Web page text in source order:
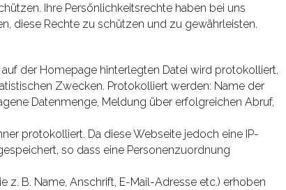
Ihre Persönlichkeitsrechte haben bei uns
diese Rechte zu schützen und zu gewährleisten.
der Homepage hinterlegten Datei wird protokolliert.
Zwecken. Protokolliert werden: Name der
Datenmenge, Meldung über erfolgreichen Abruf,
protokolliert. Da diese Webseite jedoch eine IP-
so dass eine Personenzuordnung
B. Name, Anschrift, E-Mail-Adresse etc.) erhoben